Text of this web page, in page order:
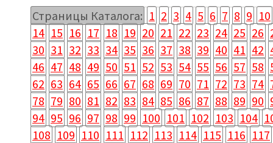
Страницы Каталога: 1 2 3 4 5 6 7 8 9 10
14 15 16 17 18 19 20 21 22 23 24 25 26
30 31 32 33 34 35 36 37 38 39 40 41 42
46 47 48 49 50 51 52 53 54 55 56 57 58
62 63 64 65 66 67 68 69 70 71 72 73 74
78 79 80 81 82 83 84 85 86 87 88 89 90
94 95 96 97 98 99 100 101 102 103 104
108 109 110 111 112 113 114 115 116 117